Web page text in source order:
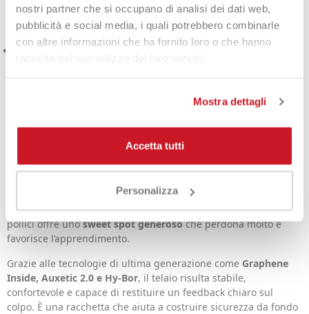
nostri partner che si occupano di analisi dei dati web,
pubblicità e social media, i quali potrebbero combinarle
con altre informazioni che ha fornito loro o che hanno
raccolto dal suo utilizzo dei loro servizi.
Mostra dettagli
Accetta tutti
Personalizza
principalmente in ambito aerospaziale, integrato nel telaio
peraumentare la stabilità
e garantire un impatto più solido
e deciso;
Descrizione della HEAD
Speed MP UL 2026
LaSpeed MP ULè stata progettata per rendere il passaggio
possibile. Il peso ridotto e il bilanciamento in testa aiutano a
generare velocità di braccio senza fatica, mentre l’ovale da 100
pollici offre unosweet spot generosoche perdona molto e
favorisce l’apprendimento.
Grazie alle tecnologie di ultima generazione come Graphene
Inside, Auxetic 2.0 e Hy-Bor, il telaio risulta stabile,
confortevole e capace di restituire un feedback chiaro sul
colpo. È una racchetta che aiuta a costruire sicurezza da fondo